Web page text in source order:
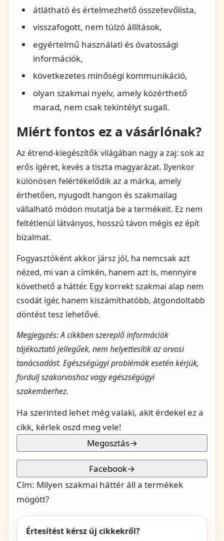
átlátható és értelmezhető összetevőlista,
visszafogott, nem túlzó állítások,
egyértelmű használati és óvatossági
információk,
következetes minőségi kommunikáció,
olyan szakmai nyelv, amely közérthető
marad, nem csak tekintélyt sugall.
Miért fontos ez a vásárlónak?
Az étrend-kiegészítők világában nagy a zaj: sok az
erős ígéret, kevés a tiszta magyarázat. Ilyenkor
különösen felértékelődik az a márka, amely
érthetően, nyugodt hangon és szakmailag
vállalható módon mutatja be a termékeit. Ez nem
feltétlenül látványos, hosszú távon mégis ez épít
bizalmat.
Fogyasztóként akkor jársz jól, ha nemcsak azt
nézed, mi van a címkén, hanem azt is, mennyire
követhető a háttér. Egy korrekt szakmai alap nem
csodát ígér, hanem kiszámíthatóbb, átgondoltabb
döntést tesz lehetővé.
Megjegyzés: A cikkben szereplő információk
tájékoztató jellegűek, nem helyettesítik az orvosi
tanácsadást. Egészségügyi problémák esetén kérjük,
fordulj szakorvoshoz vagy egészségügyi
szakemberhez.
Ha szerinted lehet még valaki, akit érdekel ez a
cikk, kérlek oszd meg vele!
Megosztás→
Facebook→
Cím: Milyen szakmai háttér áll a termékek
mögött?
Értesítést kérsz új cikkekről?